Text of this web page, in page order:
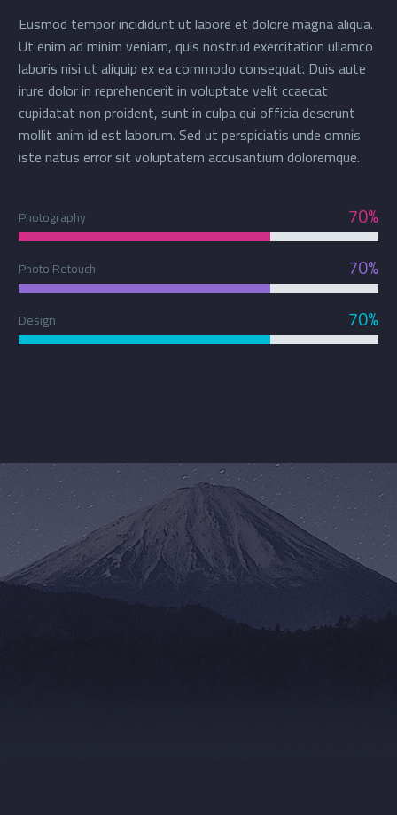
Eusmod tempor incididunt ut labore et dolore magna aliqua.
Ut enim ad minim veniam, quis nostrud exercitation ullamco
laboris nisi ut aliquip ex ea commodo consequat. Duis aute
irure dolor in reprehenderit in voluptate velit ccaecat
cupidatat non proident, sunt in culpa qui officia deserunt
mollit anim id est laborum. Sed ut perspiciatis unde omnis
iste natus error sit voluptatem accusantium doloremque.
Photography 70%
Photo Retouch 70%
Design 70%